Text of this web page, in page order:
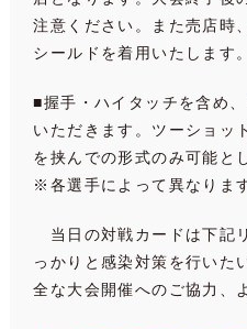
注意ください。また売店時
シールドを着用いたします。
■握手・ハイタッチを含め
いただきます。ツーショッ
を挟んでの形式のみ可能と
※各選手によって異なりま
当日の対戦カードは下記
っかりと感染対策を行いた
全な大会開催へのご協力、